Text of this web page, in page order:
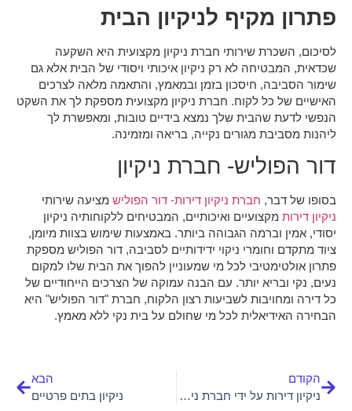
פתרון מקיף לניקיון הבית
לסיכום, השכרת שירותי חברת ניקיון מקצועית היא השקעה
שכדאית, המבטיחה לא רק ניקיון איכותי ויסודי של הבית אלא גם
שימור הסביבה, חיסכון בזמן ובמאמץ, והתאמה מלאה לצרכים
האישיים של כל לקוח. חברת ניקיון מקצועית מספקת לך את השקט
הנפשי לדעת שהבית שלך נמצא בידיים טובות, ומאפשרת לך
ליהנות מסביבת מגורים נקייה, בריאה ומזמינה.
דור הפוליש- חברת ניקיון
בסופו של דבר, חברת ניקיון דירות- דור הפוליש מציעה שירותי
ניקיון דירות מקצועיים ואיכותיים, המבטיחים ללקוחותיה ניקיון
יסודי, אמין וברמה הגבוהה ביותר. באמצעות שימוש בצוות מיומן,
ציוד מתקדם וחומרי ניקוי ידידותיים לסביבה, דור הפוליש מספקת
פתרון אולטימטיבי לכל מי שמעוניין להפוך את הבית שלו למקום
נעים, נקי ובריא יותר. עם הבנה עמוקה של הצרכים הייחודיים של
כל דירה ומחויבות לשביעות רצון הלקוח, חברת "דור הפוליש" היא
הבחירה האידיאלית לכל מי שחולם על בית נקי ללא מאמץ.
הקודם
ניקיון דירות על ידי חברת ניקיון מקצועית
הבא
ניקיון בתים פרטיים